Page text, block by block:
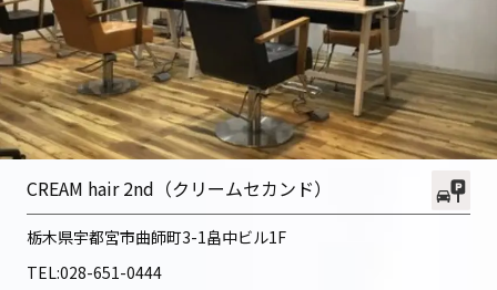
CREAM hair 2nd（クリームセカンド）
栃木県宇都宮市曲師町3-1畠中ビル1F
TEL:028-651-0444